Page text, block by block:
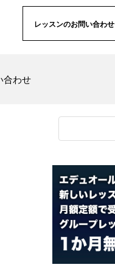
レッスンのお問い合わせ
合わせ